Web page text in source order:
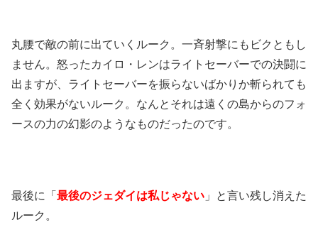
丸腰で敵の前に出ていくルーク。一斉射撃にもビクともし
ません。怒ったカイロ・レンはライトセーバーでの決闘に
出ますが、ライトセーバーを振らないばかりか斬られても
全く効果がないルーク。なんとそれは遠くの島からのフォ
ースの力の幻影のようなものだったのです。
最後に「 最後のジェダイは私じゃない 」と言い残し消えた
ルーク。